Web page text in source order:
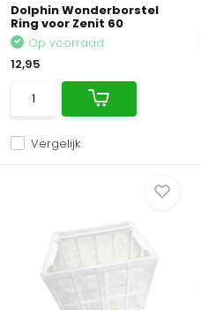
Dolphin Wonderborstel
Ring voor Zenit 60
Vergelijk
Op voorraad
12,95